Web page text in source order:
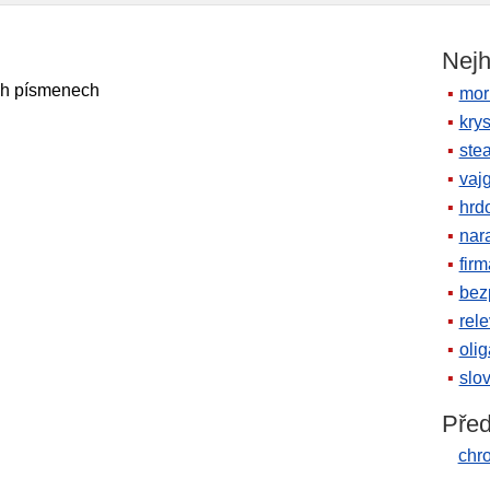
písmenech